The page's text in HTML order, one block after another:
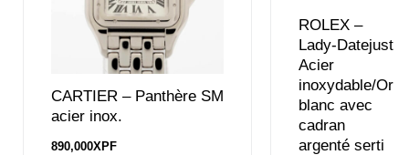
CARTIER – Panthère SM
acier inox.
890,000XPF
ROLEX –
Lady-Datejust
Acier
inoxydable/Or
blanc avec
cadran
argenté serti